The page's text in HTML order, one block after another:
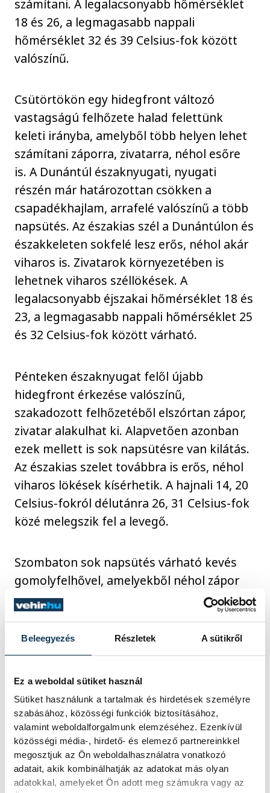
Beleegyezés Részletek A sütikről
Ez a weboldal sütiket használ
Sütiket használunk a tartalmak és hirdetések személyre
szabásához, közösségi funkciók biztosításához,
valamint weboldalforgalmunk elemzéséhez. Ezenkívül
közösségi média-, hirdető- és elemező partnereinkkel
megosztjuk az Ön weboldalhasználatra vonatkozó
adatait, akik kombinálhatják az adatokat más olyan
adatokkal, amelyeket Ön adott meg számukra vagy az
számítani. A legalacsonyabb hőmérséklet
18 és 26, a legmagasabb nappali
hőmérséklet 32 és 39 Celsius-fok között
valószínű.
Csütörtökön egy hidegfront változó
vastagságú felhőzete halad felettünk
keleti irányba, amelyből több helyen lehet
számítani záporra, zivatarra, néhol esőre
is. A Dunántúl északnyugati, nyugati
részén már határozottan csökken a
csapadékhajlam, arrafelé valószínű a több
napsütés. Az északias szél a Dunántúlon és
északkeleten sokfelé lesz erős, néhol akár
viharos is. Zivatarok környezetében is
lehetnek viharos széllökések. A
legalacsonyabb éjszakai hőmérséklet 18 és
23, a legmagasabb nappali hőmérséklet 25
és 32 Celsius-fok között várható.
Pénteken északnyugat felől újabb
hidegfront érkezése valószínű,
szakadozott felhőzetéből elszórtan zápor,
zivatar alakulhat ki. Alapvetően azonban
ezek mellett is sok napsütésre van kilátás.
Az északias szelet továbbra is erős, néhol
viharos lökések kísérhetik. A hajnali 14, 20
Celsius-fokról délutánra 26, 31 Celsius-fok
közé melegszik fel a levegő.
Szombaton sok napsütés várható kevés
gomolyfelhővel, amelyekből néhol zápor
nem zárható ki. Az északi, északnyugati
szél élénk, néhol erős lesz. Hajnalban 13,
20, késő délután 25, 30 Celsius-fok
valószínű.
Vasárnap gomolyfelhős, napos időre van
kilátás. Néhol előfordulhat zápor. Többfelé
kísérhetik erős lökések az északi,
északnyugati szelet. A hőmérséklet
minimuma 13, 20, maximuma 26, 31
Celsius-fok között várható.